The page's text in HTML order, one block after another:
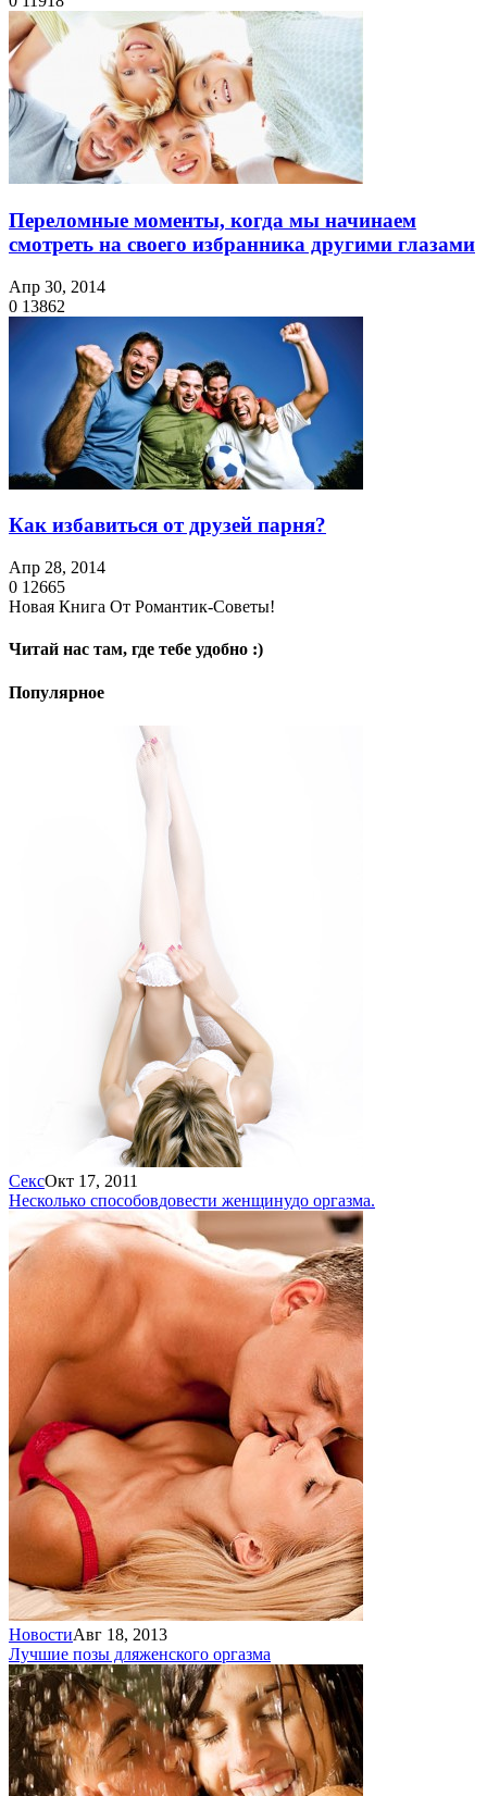
Переломные моменты, когда мы начинаем
смотреть на своего избранника другими глазами
Апр 30, 2014
0 13862
Как избавиться от друзей парня?
Апр 28, 2014
0 12665
Новая Книга От Романтик-Советы!
Читай нас там, где тебе удобно :)
Популярное
СексОкт 17, 2011
Несколько способовдовести женщинудо оргазма.
НовостиАвг 18, 2013
Лучшие позы дляженского оргазма